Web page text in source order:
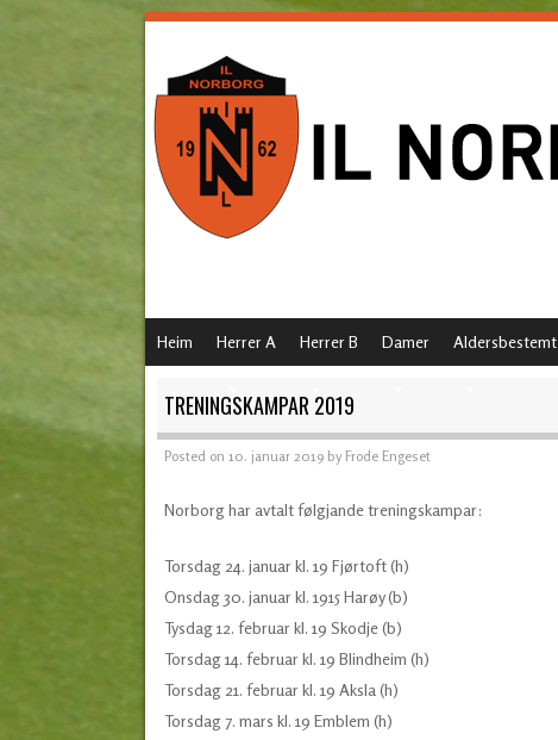
MENU
SKIP TO CONTENT
Heim Herrer A Herrer B Damer Aldersbestemt
TRENINGSKAMPAR 2019
Posted on 10. januar 2019by Frode Engeset
Norborg har avtalt følgjande treningskampar:
Torsdag 24. januar kl. 19 Fjørtoft (h)
Onsdag 30. januar kl. 1915 Harøy (b)
Tysdag 12. februar kl. 19 Skodje (b)
Torsdag 14. februar kl. 19 Blindheim (h)
Torsdag 21. februar kl. 19 Aksla (h)
Torsdag 7. mars kl. 19 Emblem (h)